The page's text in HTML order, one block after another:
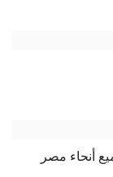
أنحاء مصر